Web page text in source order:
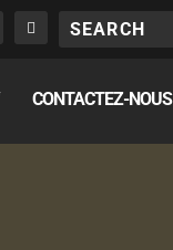
CONTACTEZ-NOUS